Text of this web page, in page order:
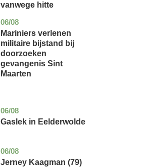
vanwege hitte
06/08
buitenland
Mariniers verlenen
militaire bijstand bij
doorzoeken
gevangenis Sint
Maarten
06/08
drenthe
nieuws
Gaslek in Eelderwolde
06/08
noord-
glossy
Jerney Kaagman (79)